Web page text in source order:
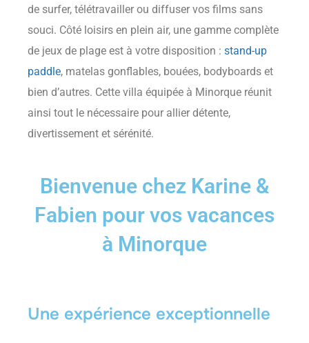
de surfer, télétravailler ou diffuser vos films sans
souci. Côté loisirs en plein air, une gamme complète
de jeux de plage est à votre disposition : stand-up
paddle, matelas gonflables, bouées, bodyboards et
bien d’autres. Cette villa équipée à Minorque réunit
ainsi tout le nécessaire pour allier détente,
divertissement et sérénité.
Bienvenue chez Karine &
Fabien pour vos vacances
à Minorque
Une expérience exceptionnelle